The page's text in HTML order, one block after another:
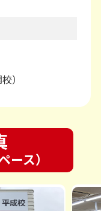
）
ース）